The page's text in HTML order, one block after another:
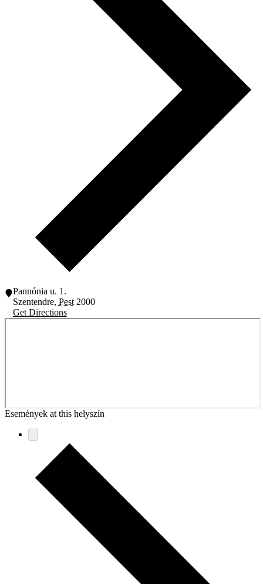
Pannónia u. 1.
Szentendre, Pest 2000
Get Directions
Események at this helyszín